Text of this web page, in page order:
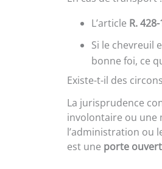
L’article R.
Si le chevreuil
bonne foi, ce
Existe-t-il des
La jurisprudence
involontaire ou une
l’administration ou
est une porte